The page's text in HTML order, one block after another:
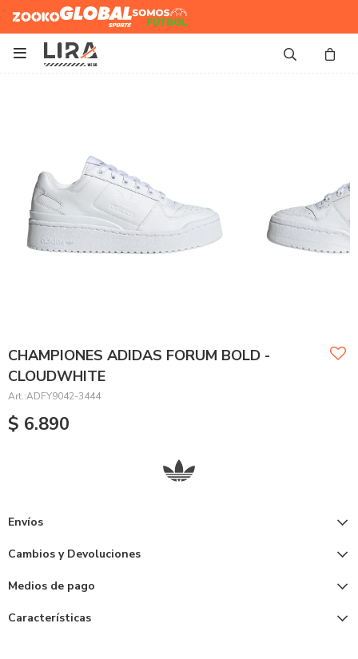
Zooko Global Sports
Somos
Futbol

CHAMPIONES ADIDAS FORUM BOLD -
CLOUDWHITE
ADFY9042-3444
$ 6.890
Envíos
Cambios y Devoluciones
Medios de pago
Características